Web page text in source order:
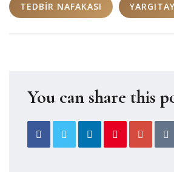
TEDBIR NAFAKASI
You can share this